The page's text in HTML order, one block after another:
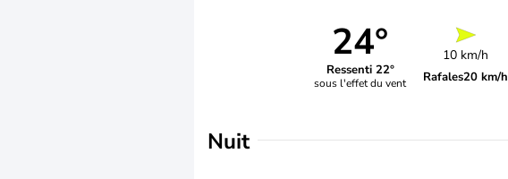
24°
Ressenti 22°
sous l'effet du vent
10 km/h
Rafales20 km/h
Nuit